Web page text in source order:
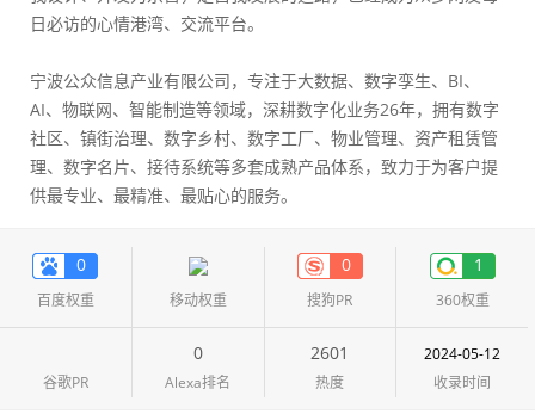
日必访的心情港湾、交流平台。
宁波公众信息产业有限公司，专注于大数据、数字孪生、BI、
AI、物联网、智能制造等领域，深耕数字化业务26年，拥有数字
社区、镇街治理、数字乡村、数字工厂、物业管理、资产租赁管
理、数字名片、接待系统等多套成熟产品体系，致力于为客户提
供最专业、最精准、最贴心的服务。
0
百度权重 移动权重
0
搜狗PR
1
360权重
谷歌PR
0
Alexa排名
2601
热度
2024-05-12
收录时间